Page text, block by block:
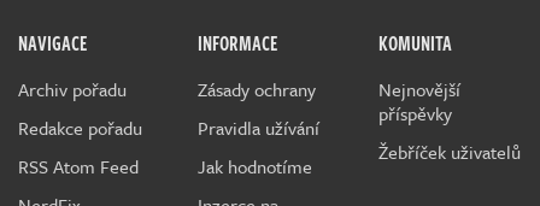
NAVIGACE
Archiv pořadu
Redakce pořadu
RSS Atom Feed
INFORMACE
Zásady ochrany
Pravidla užívání
Jak hodnotíme
KOMUNITA
Nejnovější
příspěvky
Žebříček uživatelů